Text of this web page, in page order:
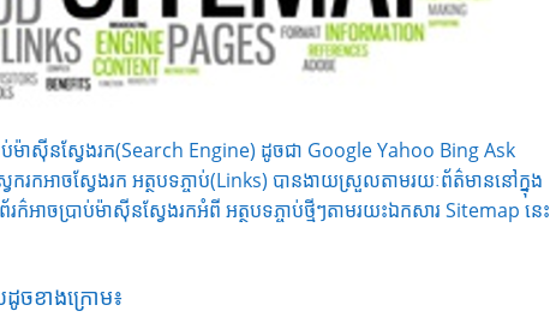
ម៉ាស៊ីនស្វែងរក(Search Engine) ដូចជា Google Yahoo Bing Ask
កអាចស្វែងរក អត្ថបទភ្ចាប់(Links) បានងាយស្រួលតាមរយៈព័ត៌មាននៅក្នុង
ាចប្រាប់ម៉ាស៊ីនស្វែងរកអំពី អត្ថបទភ្ចាប់ថ្មីៗតាមរយះឯកសារ Sitemap នេះ
ចខាងក្រោម៖